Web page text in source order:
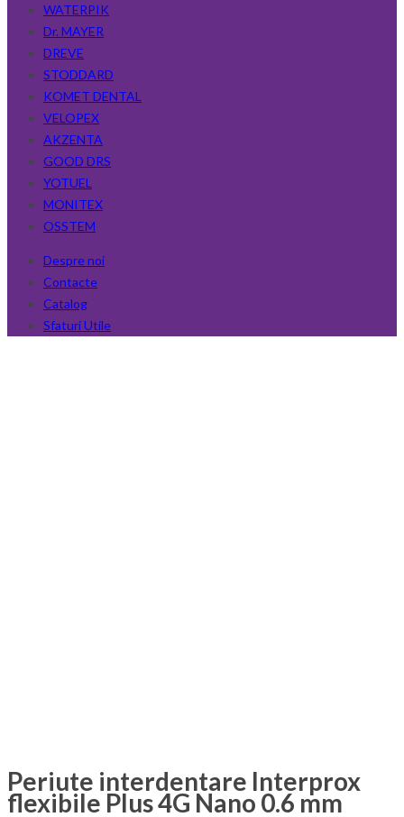
WATERPIK
Dr. MAYER
DREVE
STODDARD
KOMET DENTAL
VELOPEX
AKZENTA
GOOD DRS
YOTUEL
MONITEX
OSSTEM
Despre noi
Contacte
Catalog
Sfaturi Utile
Periute interdentare Interprox
flexibile Plus 4G Nano 0.6 mm